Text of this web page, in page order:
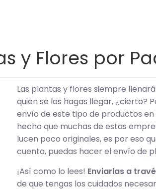
y Flores por
Las plantas y flores siempre
quien se las hagas llegar, ¿cierto?
envío de este tipo de productos
hecho que muchas de estas
lucen poco originales, es por eso
cuenta, puedas hacer el envío de
¡Así como lo lees! Enviarlas a
de que tengas los cuidados